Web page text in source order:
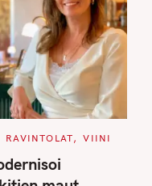
RAVINTOLAT VIINI